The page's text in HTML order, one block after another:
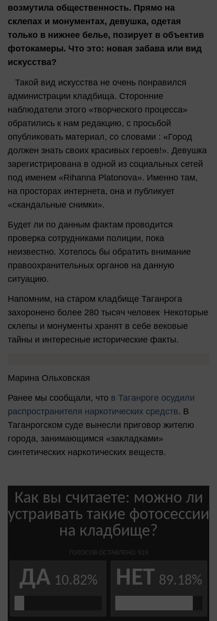
возмутила общественность. Прямо на
склепах и монументах, девушка, одетая
только в нижнее белье, позирует в объектив
фотокамеры. Что это: новая забава или вид
искусства?
Такой вид искусства не очень понравился
администрации кладбища. Сторонние
наблюдатели этого «творческого процесса»
обратились к нам редакцию, с просьбой
опубликовать материал, со словами : «Город
должен знать своих красивых героев!». Девушка
зарегистрирована в одной из социальных сетей
под именем «Rihanna Platonova». Именно там,
на просторах интернета, она и публикует
«скандальные снимки».
Будет ли по данным фактам проводится
проверка сотрудниками полиции, пока
неизвестно. Хотелось бы обратить внимание
правоохранительных органов на данную
ситуацию.
Напомним, на старом кладбище Таганрога
захоронено более 280 тысяч человек Некоторые
склепы и монументы хранят в себе вековые
тайны и интересные исторические факты.
Марина Ольховская
Ранее мы сообщали, что в Таганроге осудили
распространителя наркотических средств. В
Таганрогском суде вынесли приговор жителю
города, занимающимся «закладками»
синтетических наркотических веществ.